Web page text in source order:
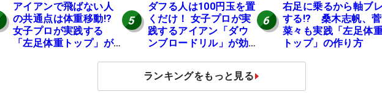
アイアンで飛ばない人
の共通点は体重移動!?
女子プロが実践する
「左足体重トップ」が
5
ダフる人は100円玉を置
くだけ！ 女子プロが実
践するアイアン「ダウ
ンブロードリル」が効
6
右足に乗るから軸ブ
する!? 桑木志帆、
菜々も実践「左足体
トップ」の作り方
ランキングをもっと見る